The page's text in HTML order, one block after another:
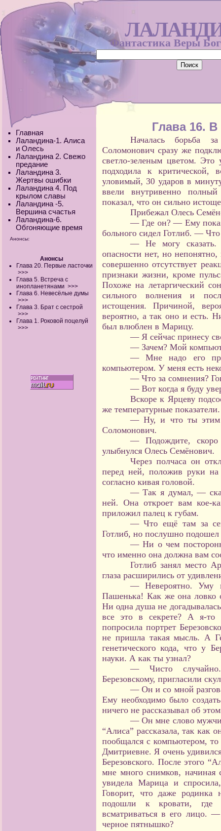
Фантастика Веры
Главная
Лаландина-1. Алиса
и Олесь
Лаландина 2. Свежо
предание
Лаландина 3.
Жертвы ошибки
Лаландина 4. Под
крылом славы
Лаландина -5.
Вершина счастья
Лаландина-6.
Обгоняющие время
Анонсы:
Анонсы
Глава 20. Первые ласточки
>>>
Глава 5. Встреча с
инопланетянами >>>
Глава 6. Невесёлые думы
>>>
Глава 3. Брат с сестрой
>>>
Глава 1. Роковой поцелуй
>>>
Глава 16. В
Началась борьба
Соломонович сразу же
светло-зеленым цветом. Это
подходила к критической,
уловимый, 30 ударов в
ввели внутривенно полный
показал, что он сильно
Прибежал Олесь
— Где он? — Ему
больного сидел Готлиб. —
— Не могу сказать.
опасности нет, но
совершенно отсутствует
признаки жизни, кроме
Похоже на летаргический
сильного волнения и
истощения. Причиной,
вероятно, а так оно и есть.
был влюблен в Марицу.
— Я сейчас принесу
— Зачем? Мой
— Мне надо его
компьютером. У меня есть
— Что за сомнения?
— Вот когда я буду
Вскоре к Ярцеву
же температурные показатели.
— Ну, и что ты этим
Соломонович.
— Подождите,
улыбнулся Олесь Семёнович.
Через полчаса он
перед ней, положив руки на
согласно кивая головой.
— Так я думал, —
ней. Она откроет вам кое-
приложил палец к губам.
— Что ещё там за
Готлиб, но послушно подошел
— Ни о чем
что именно она должна вам
Готлиб занял место
глаза расширились от
— Невероятно. Уму
Пашенька! Как же она ловко
Ни одна душа не
все это в секрете? А я-то
попросила портрет
не пришла такая мысль. А
генетического кода, что у
науки. А как ты узнал?
— Чисто
Березовскому, пригласили
— Он и со мной
Ему необходимо было
ничего не рассказывал об
— Он мне слово
“Алиса” рассказала, так как
пообщался с компьютером,
Дмитриевне. Я очень
Березовского. После этого
мне много снимков, начиная
увидела Марица и
Говорит, что даже
подошли к кровати, где
всматриваться в его лицо.
черное пятнышко?